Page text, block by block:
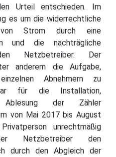
Urteil entschieden. Im
es um die widerrechtliche
von Strom durch eine
und die nachträgliche
Netzbetreiber. Der
anderem die Aufgabe,
Abnehmern zu
für die Installation,
Ablesung der Zähler
von Mai 2017 bis August
unrechtmäßig
Netzbetreiber den
durch den Abgleich der